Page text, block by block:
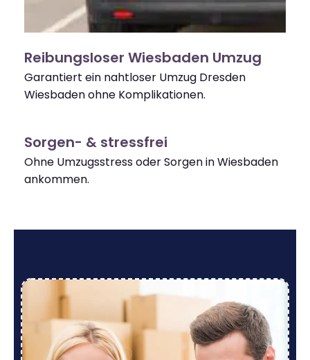
Reibungsloser Wiesbaden Umzug
Garantiert ein nahtloser Umzug Dresden
Wiesbaden ohne Komplikationen.
Sorgen- & stressfrei
Ohne Umzugsstress oder Sorgen in Wiesbaden
ankommen.